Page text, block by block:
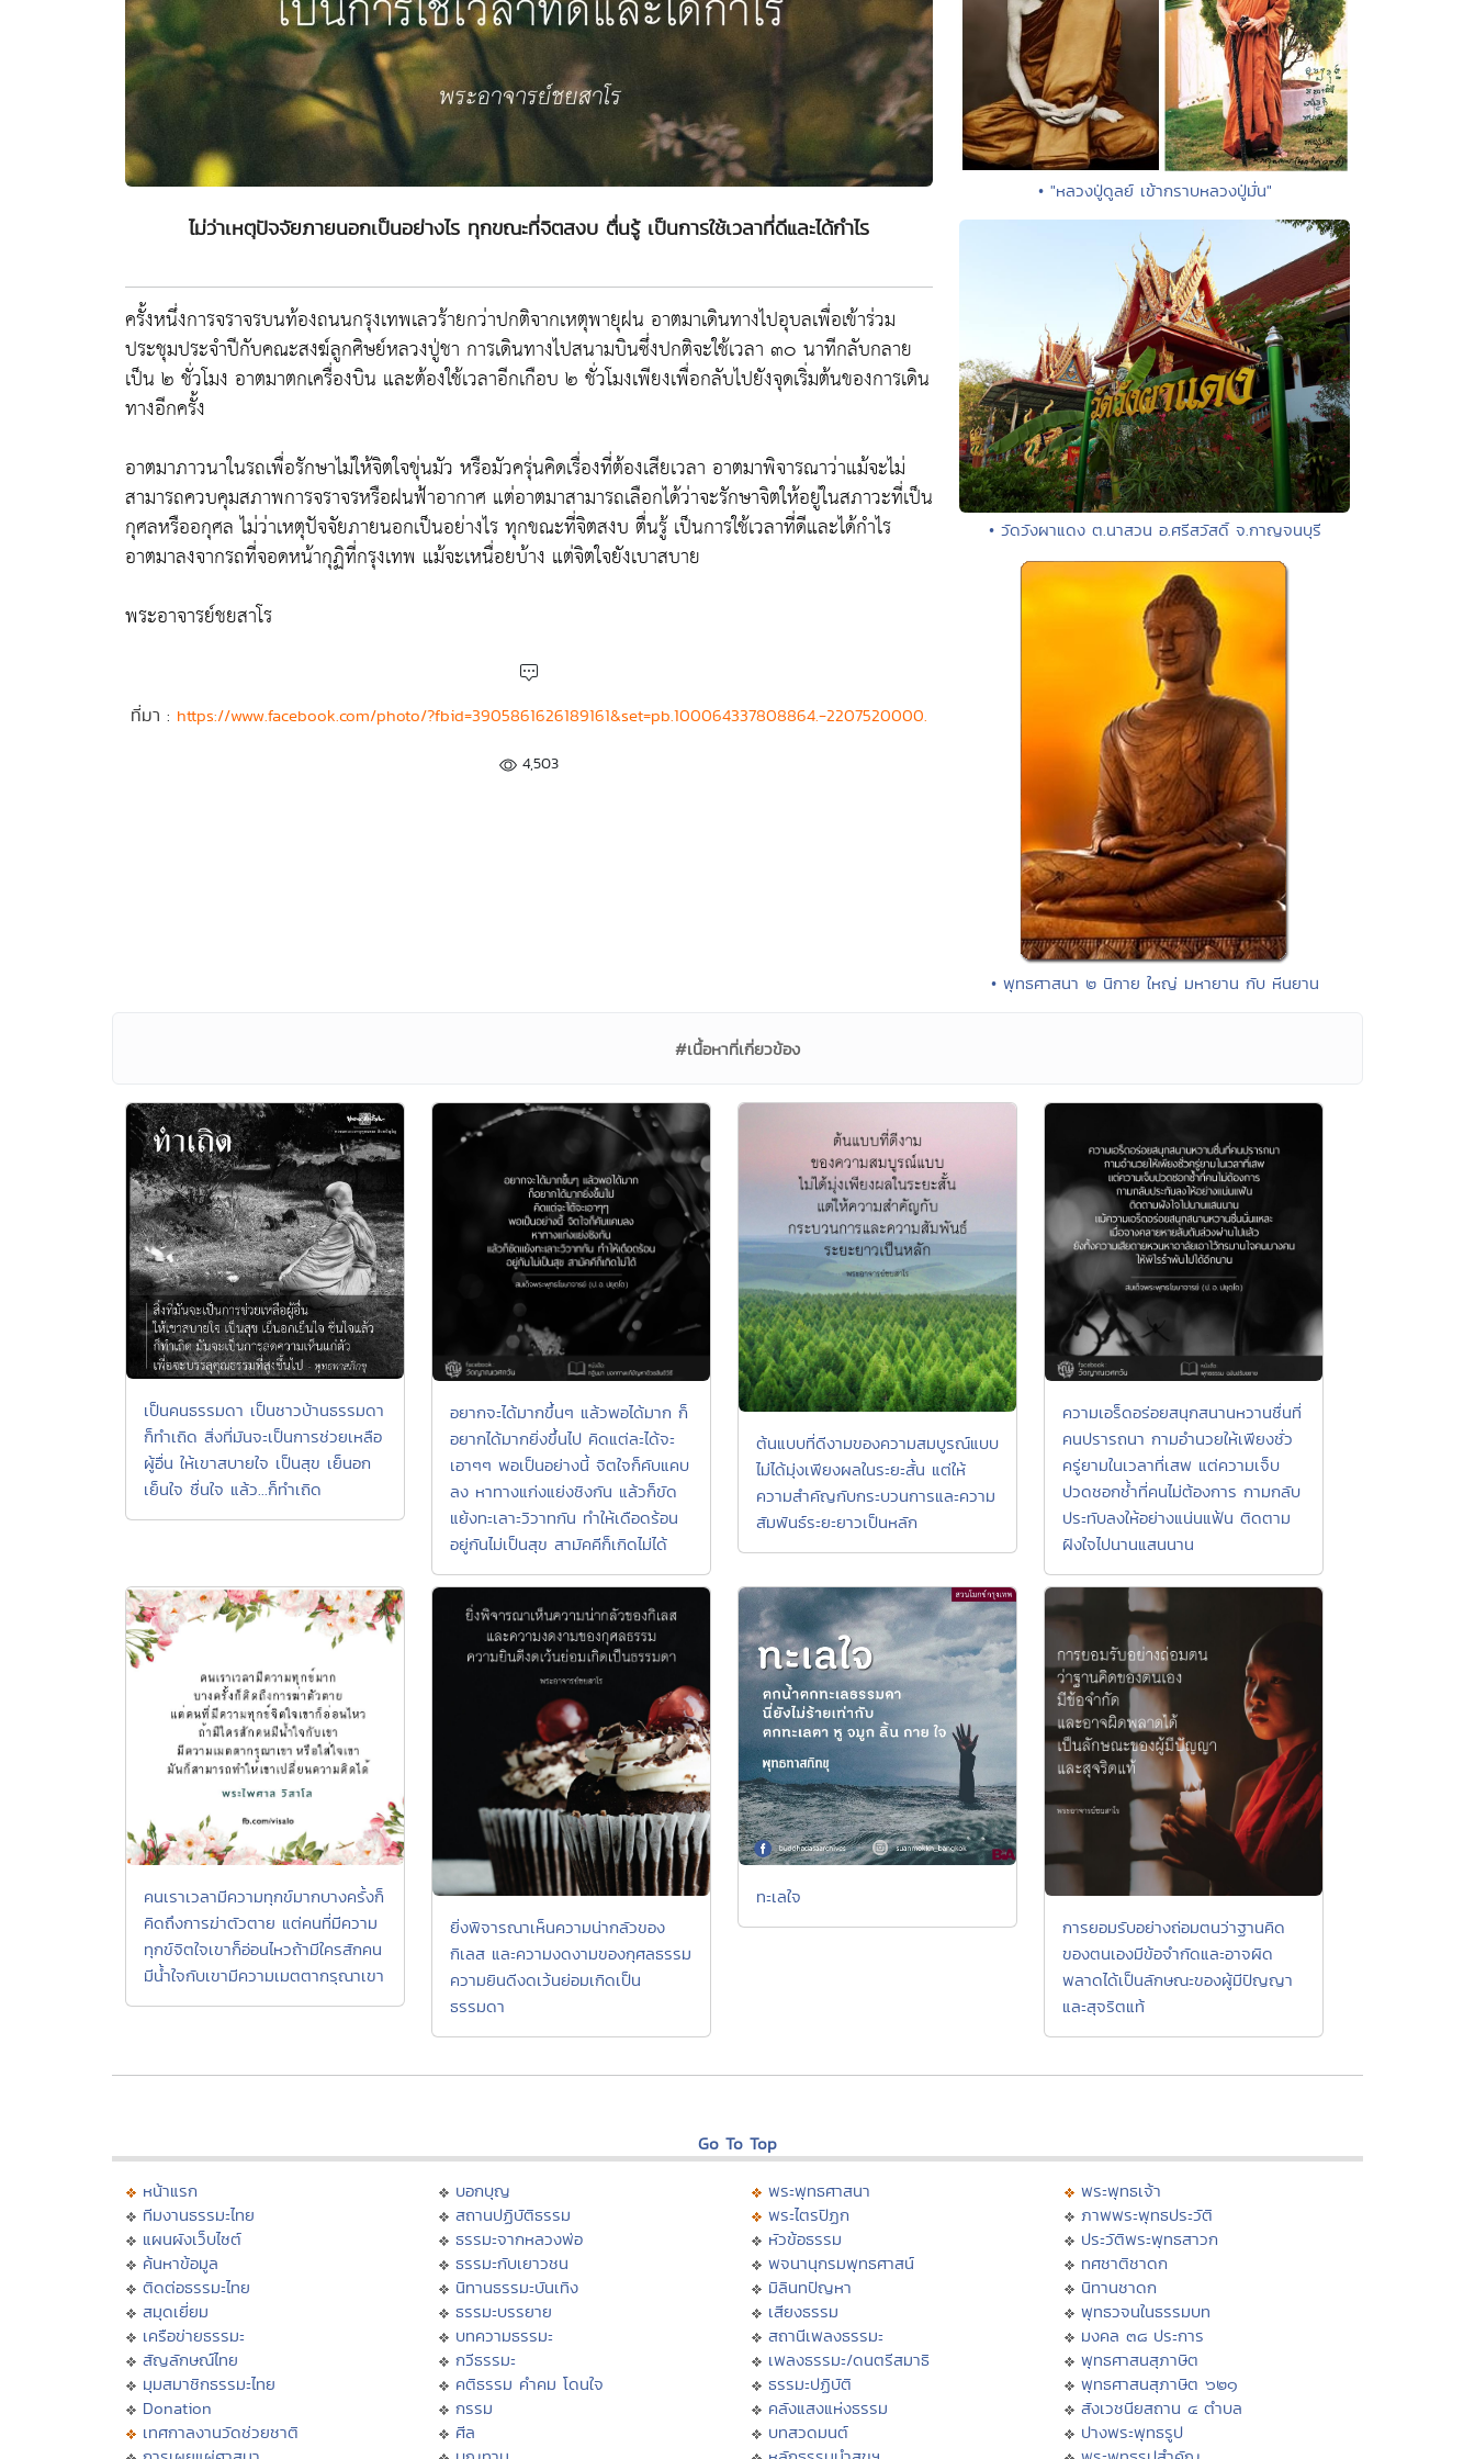
ไม่ว่าเหตุปัจจัยภายนอกเป็นอย่างไร ทุกขณะที่จิตสงบ ตื่นรู้ เป็นการใช้เวลาที่ดีและได้กำไร
ครั้งหนึ่งการจราจรบนท้องถนนกรุงเทพเลวร้ายกว่าปกติจากเหตุพายุฝน อาตมาเดินทางไปอุบลเพื่อเข้าร่วม
ประชุมประจำปีกับคณะสงฆ์ลูกศิษย์หลวงปู่ชา การเดินทางไปสนามบินซึ่งปกติจะใช้เวลา ๓๐ นาทีกลับกลาย
เป็น ๒ ชั่วโมง อาตมาตกเครื่องบิน และต้องใช้เวลาอีกเกือบ ๒ ชั่วโมงเพียงเพื่อกลับไปยังจุดเริ่มต้นของการเดิน
ทางอีกครั้ง
อาตมาภาวนาในรถเพื่อรักษาไม่ให้จิตใจขุ่นมัว หรือมัวครุ่นคิดเรื่องที่ต้องเสียเวลา อาตมาพิจารณาว่าแม้จะไม่
สามารถควบคุมสภาพการจราจรหรือฝนฟ้าอากาศ แต่อาตมาสามารถเลือกได้ว่าจะรักษาจิตให้อยู่ในสภาวะที่เป็น
กุศลหรืออกุศล ไม่ว่าเหตุปัจจัยภายนอกเป็นอย่างไร ทุกขณะที่จิตสงบ ตื่นรู้ เป็นการใช้เวลาที่ดีและได้กำไร
อาตมาลงจากรถที่จอดหน้ากุฏิที่กรุงเทพ แม้จะเหนื่อยบ้าง แต่จิตใจยังเบาสบาย
พระอาจารย์ชยสาโร
ที่มา : https://www.facebook.com/photo/?fbid=3905861626189161&set=pb.100064337808864.-2207520000.
4,503
• "หลวงปู่ดูลย์ เข้ากราบหลวงปู่มั่น"
• วัดวังผาแดง ต.นาสวน อ.ศรีสวัสดิ์ จ.กาญจนบุรี
• พุทธศาสนา ๒ นิกาย ใหญ่ มหายาน กับ หีนยาน
#เนื้อหาที่เกี่ยวข้อง
เป็นคนธรรมดา เป็นชาวบ้านธรรมดา
ก็ทำเถิด สิ่งที่มันจะเป็นการช่วยเหลือ
ผู้อื่น ให้เขาสบายใจ เป็นสุข เย็นอก
เย็นใจ ชื่นใจ แล้ว...ก็ทำเถิด
อยากจะได้มากขึ้นๆ แล้วพอได้มาก ก็
อยากได้มากยิ่งขึ้นไป คิดแต่ละได้จะ
เอาๆๆ พอเป็นอย่างนี้ จิตใจก็คับแคบ
ลง หาทางแก่งแย่งชิงกัน แล้วก็ขัด
แย้งทะเลาะวิวาทกัน ทำให้เดือดร้อน
อยู่กันไม่เป็นสุข สามัคคีก็เกิดไม่ได้
ต้นแบบที่ดีงามของความสมบูรณ์แบบ
ไม่ได้มุ่งเพียงผลในระยะสั้น แต่ให้
ความสำคัญกับกระบวนการและความ
สัมพันธ์ระยะยาวเป็นหลัก
ความเอร็ดอร่อยสนุกสนานหวานชื่นที่
คนปรารถนา กามอำนวยให้เพียงชั่ว
ครู่ยามในเวลาที่เสพ แต่ความเจ็บ
ปวดชอกช้ำที่คนไม่ต้องการ กามกลับ
ประทับลงให้อย่างแน่นแฟ้น ติดตาม
ฝังใจไปนานแสนนาน
คนเราเวลามีความทุกข์มากบางครั้งก็
คิดถึงการฆ่าตัวตาย แต่คนที่มีความ
ทุกข์จิตใจเขาก็อ่อนไหวถ้ามีใครสักคน
มีน้ำใจกับเขามีความเมตตากรุณาเขา
ยิ่งพิจารณาเห็นความน่ากลัวของ
กิเลส และความงดงามของกุศลธรรม
ความยินดีงดเว้นย่อมเกิดเป็น
ธรรมดา
ทะเลใจ
การยอมรับอย่างถ่อมตนว่าฐานคิด
ของตนเองมีข้อจำกัดและอาจผิด
พลาดได้เป็นลักษณะของผู้มีปัญญา
และสุจริตแท้
Go To Top
หน้าแรก
ทีมงานธรรมะไทย
แผนผังเว็บไซต์
ค้นหาข้อมูล
ติดต่อธรรมะไทย
สมุดเยี่ยม
เครือข่ายธรรมะ
สัญลักษณ์ไทย
มุมสมาชิกธรรมะไทย
Donation
เทศกาลงานวัดช่วยชาติ
บอกบุญ
สถานปฏิบัติธรรม
ธรรมะจากหลวงพ่อ
ธรรมะกับเยาวชน
นิทานธรรมะบันเทิง
ธรรมะบรรยาย
บทความธรรมะ
กวีธรรมะ
คติธรรม คำคม โดนใจ
กรรม
ศีล
พระพุทธศาสนา
พระไตรปิฏก
หัวข้อธรรม
พจนานุกรมพุทธศาสน์
มิลินทปัญหา
เสียงธรรม
สถานีเพลงธรรมะ
เพลงธรรมะ/ดนตรีสมาธิ
ธรรมะปฏิบัติ
คลังแสงแห่งธรรม
บทสวดมนต์
พระพุทธเจ้า
ภาพพระพุทธประวัติ
ประวัติพระพุทธสาวก
ทศชาติชาดก
นิทานชาดก
พุทธวจนในธรรมบท
มงคล ๓๘ ประการ
พุทธศาสนสุภาษิต
พุทธศาสนสุภาษิต ๖๒๑
สังเวชนียสถาน ๔ ตำบล
ปางพระพุทธรูป